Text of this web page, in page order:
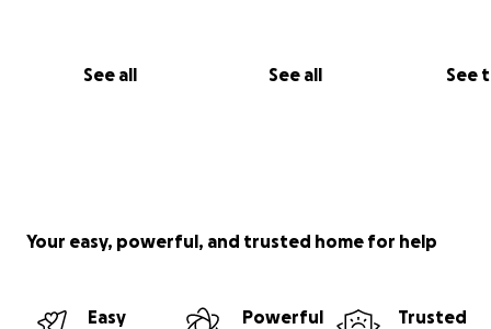
See all See all See
Your easy, powerful, and trusted home for help
Easy
Powerful
Trusted